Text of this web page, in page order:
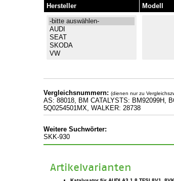
Hersteller Modell
Vergleichsnummern: (dienen nur zu
AS: 88018, BM CATALYSTS: BM92099H,
5Q0254501MX, WALKER: 28738
Weitere Suchwörter:
SKK-930
Artikelvarianten